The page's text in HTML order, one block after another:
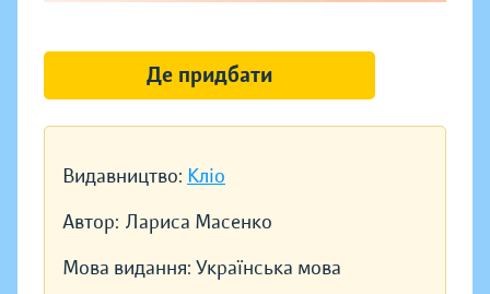
Видавництво: Кліо
Автор: Лариса Масенко
Мова видання: Українська мова
Де придбати